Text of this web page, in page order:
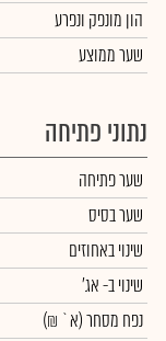
הון מונפק ונפרע
שער ממוצע
נתוני פתיחה
שער פתיחה
שער בסיס
שינוי באחוזים
שינויב- אג'
נפח מסחר(א` ₪)